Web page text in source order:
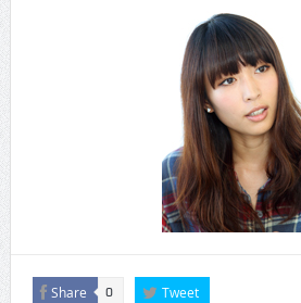
CINEMA×STYLE 287号
CINEMA×STYLE 286号
CINEMA×STYLE 285号
CINEMA×STYLE 294号
Share 0 Tweet